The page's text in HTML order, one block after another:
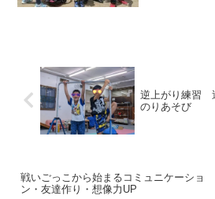
逆上がり練習
のりあそび
戦いごっこから始まるコミュニケーショ
ン・友達作り・想像力UP